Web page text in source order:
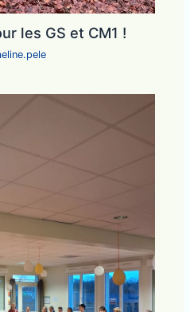
les GS et CM1 !